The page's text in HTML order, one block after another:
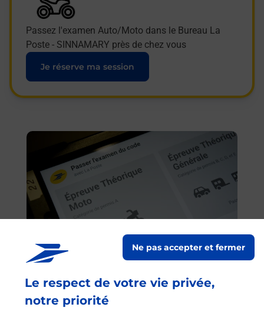
Le respect de votre vie privée,
notre priorité
Ne pas accepter et fermer
Passez l'examen Auto/Moto dans le Bureau La
Poste - SINNAMARY près de chez vous
Je réserve ma session
En savoir plus
Code de la route auto ou moto